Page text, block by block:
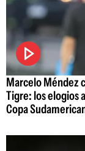
Marcelo Méndez
Tigre: los elogios
Copa